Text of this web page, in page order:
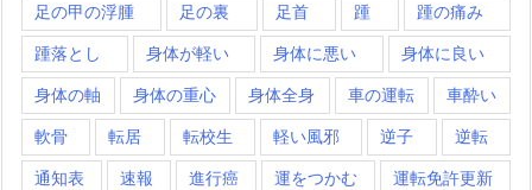
足の甲の浮腫 足の裏 足首 踵 踵の痛み
踵落とし 身体が軽い 身体に悪い 身体に良い
身体の軸 身体の重心 身体全身 車の運転 車酔い
軟骨 転居 転校生 軽い風邪 逆子 逆転
通知表 速報 進行癌 運をつかむ 運転免許更新